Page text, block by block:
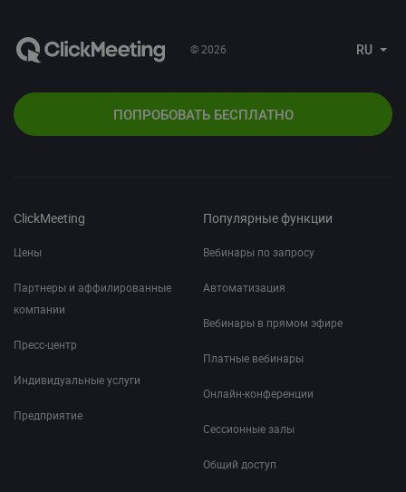
© 2026 RU
ПОПРОБОВАТЬ БЕСПЛАТНО
ClickMeeting
Цены
Партнеры и аффилированные
компании
Пресс-центр
Индивидуальные услуги
Предприятие
Популярные функции
Вебинары по запросу
Автоматизация
Вебинары в прямом эфире
Платные вебинары
Онлайн-конференции
Сессионные залы
Общий доступ